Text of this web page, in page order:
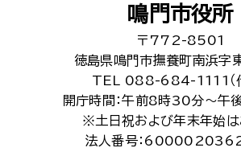
鳴門市役所
〒772-8501
徳島県鳴門市撫養町南浜字
TEL 088-684-1111（
開庁時間：午前8時30分～午
※土日祝および年末年始は
法人番号：